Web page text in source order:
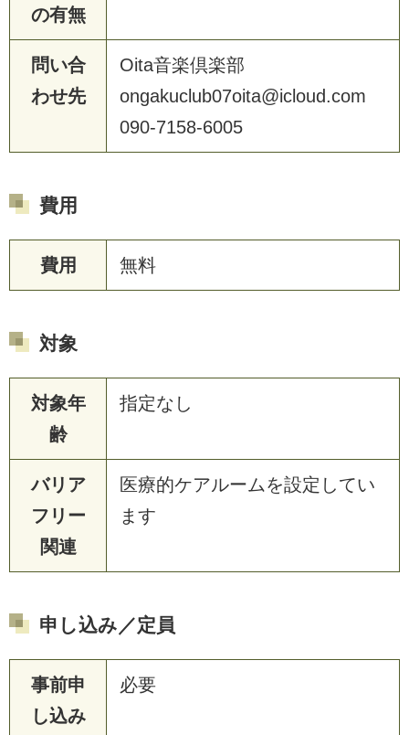
の有無
問い合
わせ先
Oita音楽倶楽部
ongakuclub07oita@icloud.com
090-7158-6005
費用
費用 無料
対象
対象年
齢
指定なし
バリア
フリー
関連
医療的ケアルームを設定してい
ます
申し込み／定員
事前申
し込み
必要